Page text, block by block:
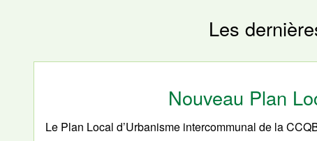
Les
Nouveau Plan
Le Plan Local d’Urbanisme intercommunal de la